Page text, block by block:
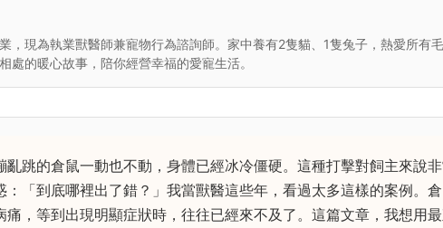
，現為執業獸醫師兼寵物行為諮詢師。家中養有2隻貓、1隻兔子，熱愛所
處的暖心故事，陪你經營幸福的愛寵生活。
跳的倉鼠一動也不動，身體已經冰冷僵硬。這種打擊對飼主來說
「到底哪裡出了錯？」我當獸醫這些年，看過太多這樣的案例。
痛，等到出現明顯症狀時，往往已經來不及了。這篇文章，我想用